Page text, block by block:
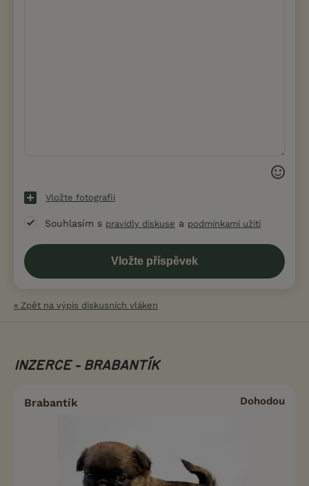
Vložte fotografii
Souhlasím s pravidly diskuse a podmínkami užití
« Zpět na výpis diskusních vláken
INZERCE - BRABANTÍK
Brabantík Dohodou